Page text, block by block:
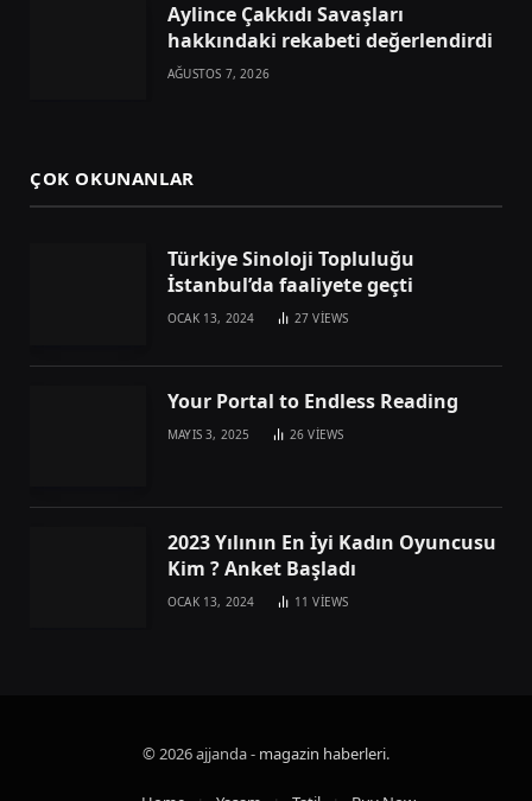
Aylince Çakkıdı Savaşları
hakkındaki rekabeti değerlendirdi
AĞUSTOS 7, 2026
ÇOK OKUNANLAR
Türkiye Sinoloji Topluluğu
İstanbul’da faaliyete geçti
OCAK 13, 2024 27VIEWS
Your Portal to Endless Reading
MAYIS 3, 2025 26VIEWS
2023 Yılının En İyi Kadın Oyuncusu
Kim ? Anket Başladı
OCAK 13, 2024 11VIEWS
© 2026 ajjanda - magazin haberleri.